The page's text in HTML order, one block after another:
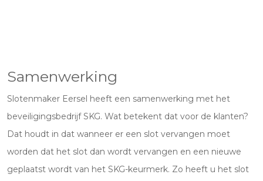
Samenwerking
Slotenmaker Eersel heeft een samenwerking met het
beveiligingsbedrijf SKG. Wat betekent dat voor de klanten?
Dat houdt in dat wanneer er een slot vervangen moet
worden dat het slot dan wordt vervangen en een nieuwe
geplaatst wordt van het SKG-keurmerk. Zo heeft u het slot